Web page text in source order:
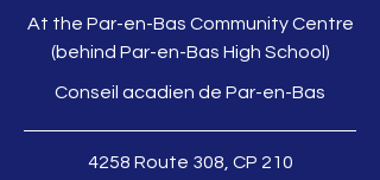
At the Par-en-Bas Community Centre
(behind Par-en-Bas High School)
Conseil acadien de Par-en-Bas
4258 Route 308, CP 210